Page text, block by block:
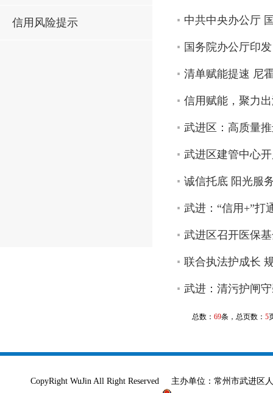
信用风险提示 中共中央办公厅
国务院办公厅印
清单赋能提速 尼
信用赋能，聚力
武进区：高质量
武进区建管中心
诚信托底 阳光服
武进：“信用+”打
武进区召开医保
联合执法护成长
武进：清污护闸
总数： 69条，总页数： 5
CopyRight WuJin All Right Reserved 主办单位：常州市武进